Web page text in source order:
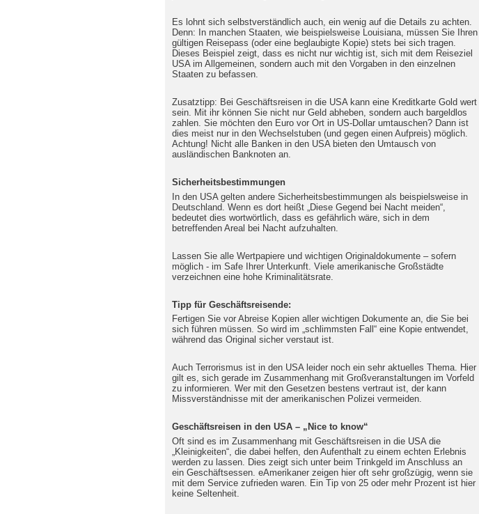
Es lohnt sich selbstverständlich auch, ein wenig auf die Details zu achten.
Denn: In manchen Staaten, wie beispielsweise Louisiana, müssen Sie Ihren
gültigen Reisepass (oder eine beglaubigte Kopie) stets bei sich tragen.
Dieses Beispiel zeigt, dass es nicht nur wichtig ist, sich mit dem Reiseziel
USA im Allgemeinen, sondern auch mit den Vorgaben in den einzelnen
Staaten zu befassen.
Zusatztipp: Bei Geschäftsreisen in die USA kann eine Kreditkarte Gold wert
sein. Mit ihr können Sie nicht nur Geld abheben, sondern auch bargeldlos
zahlen. Sie möchten den Euro vor Ort in US-Dollar umtauschen? Dann ist
dies meist nur in den Wechselstuben (und gegen einen Aufpreis) möglich.
Achtung! Nicht alle Banken in den USA bieten den Umtausch von
ausländischen Banknoten an.
Sicherheitsbestimmungen
In den USA gelten andere Sicherheitsbestimmungen als beispielsweise in
Deutschland. Wenn es dort heißt „Diese Gegend bei Nacht meiden“,
bedeutet dies wortwörtlich, dass es gefährlich wäre, sich in dem
betreffenden Areal bei Nacht aufzuhalten.
Lassen Sie alle Wertpapiere und wichtigen Originaldokumente – sofern
möglich - im Safe Ihrer Unterkunft. Viele amerikanische Großstädte
verzeichnen eine hohe Kriminalitätsrate.
Tipp für Geschäftsreisende:
Fertigen Sie vor Abreise Kopien aller wichtigen Dokumente an, die Sie bei
sich führen müssen. So wird im „schlimmsten Fall“ eine Kopie entwendet,
während das Original sicher verstaut ist.
Auch Terrorismus ist in den USA leider noch ein sehr aktuelles Thema. Hier
gilt es, sich gerade im Zusammenhang mit Großveranstaltungen im Vorfeld
zu informieren. Wer mit den Gesetzen bestens vertraut ist, der kann
Missverständnisse mit der amerikanischen Polizei vermeiden.
Geschäftsreisen in den USA – „Nice to know“
Oft sind es im Zusammenhang mit Geschäftsreisen in die USA die
„Kleinigkeiten“, die dabei helfen, den Aufenthalt zu einem echten Erlebnis
werden zu lassen. Dies zeigt sich unter beim Trinkgeld im Anschluss an
ein Geschäftsessen. eAmerikaner zeigen hier oft sehr großzügig, wenn sie
mit dem Service zufrieden waren. Ein Tip von 25 oder mehr Prozent ist hier
keine Seltenheit.